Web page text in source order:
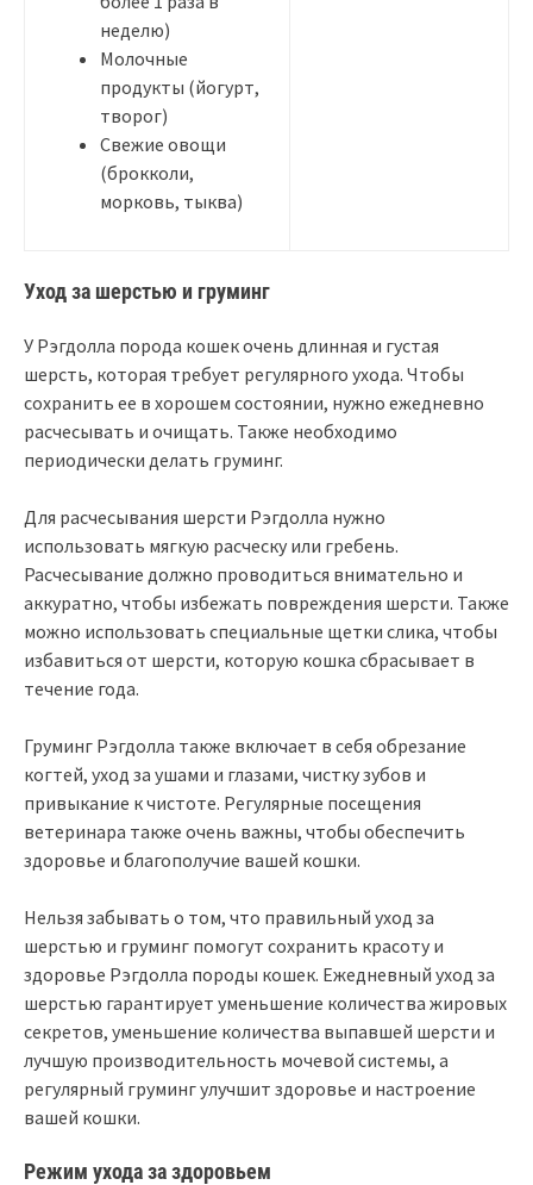
неделю)
Молочные
продукты (йогурт,
творог)
Свежие овощи
(брокколи,
морковь, тыква)
Уход за шерстью и груминг
У Рэгдолла порода кошек очень длинная и густая
шерсть, которая требует регулярного ухода. Чтобы
сохранить ее в хорошем состоянии, нужно ежедневно
расчесывать и очищать. Также необходимо
периодически делать груминг.
Для расчесывания шерсти Рэгдолла нужно
использовать мягкую расческу или гребень.
Расчесывание должно проводиться внимательно и
аккуратно, чтобы избежать повреждения шерсти. Также
можно использовать специальные щетки слика, чтобы
избавиться от шерсти, которую кошка сбрасывает в
течение года.
Груминг Рэгдолла также включает в себя обрезание
когтей, уход за ушами и глазами, чистку зубов и
привыкание к чистоте. Регулярные посещения
ветеринара также очень важны, чтобы обеспечить
здоровье и благополучие вашей кошки.
Нельзя забывать о том, что правильный уход за
шерстью и груминг помогут сохранить красоту и
здоровье Рэгдолла породы кошек. Ежедневный уход за
шерстью гарантирует уменьшение количества жировых
секретов, уменьшение количества выпавшей шерсти и
лучшую производительность мочевой системы, а
регулярный груминг улучшит здоровье и настроение
вашей кошки.
Режим ухода за здоровьем